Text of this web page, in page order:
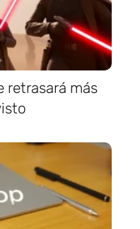
retrasará más